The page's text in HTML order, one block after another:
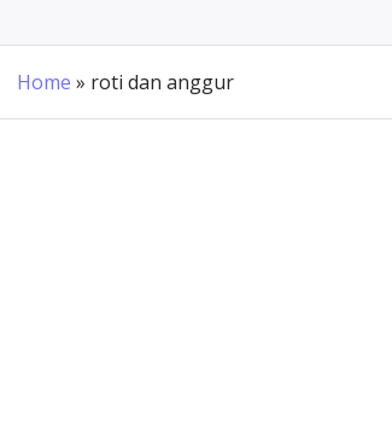
Home » roti dan anggur